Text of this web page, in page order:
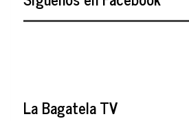
La Bagatela TV